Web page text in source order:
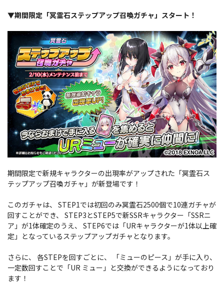
▼期間限定「冥霊石ステップアップ召喚ガチャ」スタート！
期間限定で新規キャラクターの出現率がアップされた「冥霊石ス
テップアップ召喚ガチャ」が新登場です！
このガチャは、 STEP1では初回のみ冥霊石2500個で10連ガチャが
回すことができ、 STEP3とSTEP5で新SSRキャラクター「SSRニ
ア」が1体確定のうえ、 STEP6では「URキャラクターが1体以上確
定」となっているステップアップガチャとなります。
さらに、 各STEPを回すごとに、 「ミューのピース」が手に入り、
一定数回すことで「UR ミュー」と交換ができるようになっており
ます！